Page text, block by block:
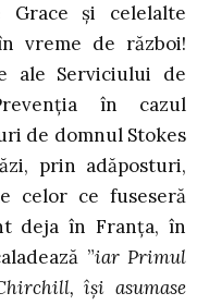
Grace și celelalte
vreme de război!
ale Serviciului de
în cazul
de domnul Stokes
prin adăposturi,
celor ce fuseseră
deja în Franța, în
”iar Primul
își asumase